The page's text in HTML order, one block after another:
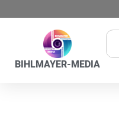
BIHLMAYER-MEDIA